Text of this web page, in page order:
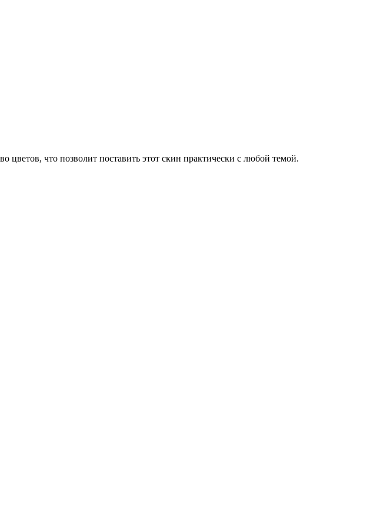
что позволит поставить этот скин практически с любой темой.